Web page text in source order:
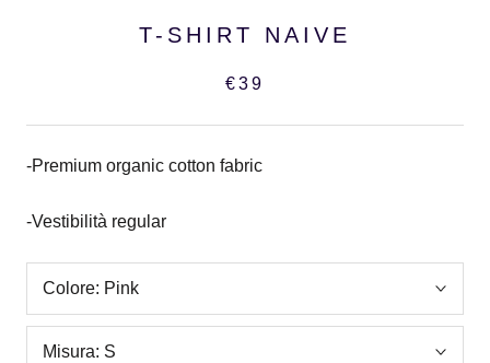
T-SHIRT NAIVE
€39
-Premium organic cotton fabric
-Vestibilità regular
Colore: Pink
Misura: S